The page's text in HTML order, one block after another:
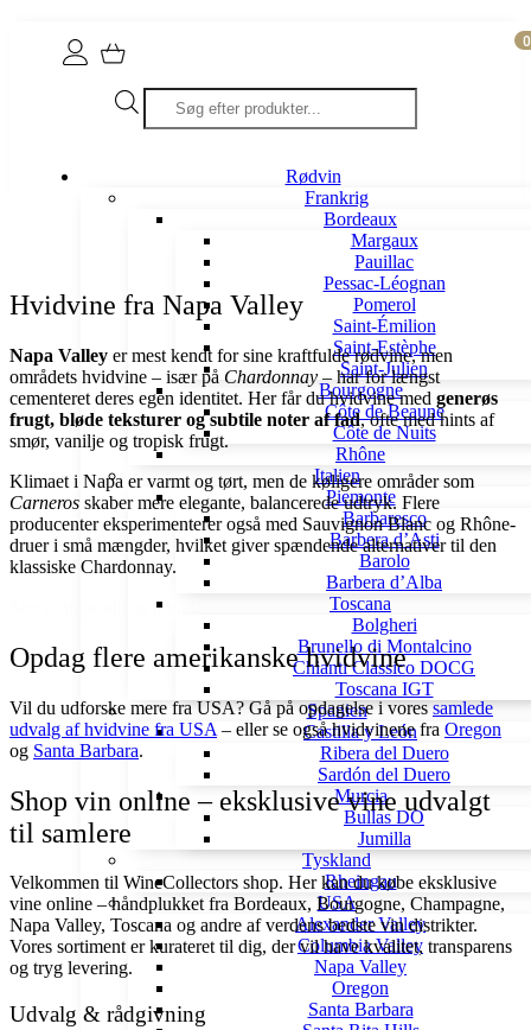
0
Products
search
Rødvin
Frankrig
Bordeaux
Margaux
Pauillac
Pessac-Léognan
Pomerol
Saint-Émilion
Saint-Estèphe
Saint-Julien
Bourgogne
Côte de Beaune
Côte de Nuits
Rhône
Italien
Piemonte
Barbaresco
Barbera d’Asti
Barolo
Barbera d’Alba
Toscana
Bolgheri
Brunello di Montalcino
Chianti Classico DOCG
Toscana IGT
Spanien
Castilla y León
Ribera del Duero
Sardón del Duero
Murcia
Bullas DO
Jumilla
Tyskland
Rheingau
USA
Alexander Valley
Columbia Valley
Napa Valley
Oregon
Santa Barbara
Hvidvine fra Napa Valley
Napa Valley er mest kendt for sine kraftfulde rødvine, men
områdets hvidvine – især på Chardonnay – har for længst
cementeret deres egen identitet. Her får du hvidvine med generøs
frugt, bløde teksturer og subtile noter af fad, ofte med hints af
smør, vanilje og tropisk frugt.
Klimaet i Napa er varmt og tørt, men de køligere områder som
Carneros skaber mere elegante, balancerede udtryk. Flere
producenter eksperimenterer også med Sauvignon Blanc og Rhône-
druer i små mængder, hvilket giver spændende alternativer til den
klassiske Chardonnay.
Sorry, no products found.
Opdag flere amerikanske hvidvine
Vil du udforske mere fra USA? Gå på opdagelse i voressamlede
udvalg af hvidvine fra USA – eller se også hvidvinene fra Oregon
og Santa Barbara.
Shop vin online – eksklusive vine udvalgt
til samlere
Velkommen til WineCollectors shop. Her kan du købe eksklusive
vine online – håndplukket fra Bordeaux, Bourgogne, Champagne,
Napa Valley, Toscana og andre af verdens bedste vin distrikter.
Vores sortiment er kurateret til dig, der vil have kvalitet, transparens
og tryg levering.
Udvalg & rådgivning